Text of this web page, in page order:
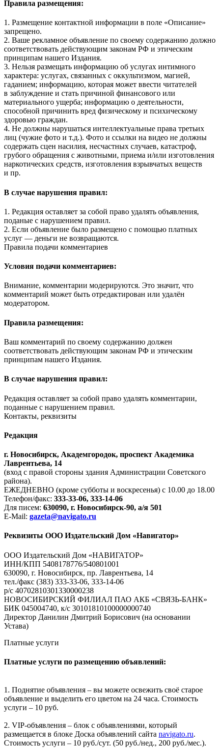
Правила размещения:
1. Размещение контактной информации в поле «Описание»
запрещено.
2. Ваше рекламное объявление по своему содержанию должно
соответствовать действующим законам РФ и этическим
принципам нашего Издания.
3. Нельзя размещать информацию об услугах интимного
характера: услугах, связанных с оккультизмом, магией,
гаданием; информацию, которая может ввести читателей
в заблуждение и стать причиной финансового или
материального ущерба; информацию о деятельности,
способной причинить вред физическому и психическому
здоровью граждан.
4. Не должны нарушаться интеллектуальные права третьих
лиц (чужие фото и т.д.). Фото и ссылки на видео не должны
содержать сцен насилия, несчастных случаев, катастроф,
грубого обращения с животными, приема и/или изготовления
наркотических средств, изготовления взрывчатых веществ
и пр.
В случае нарушения правил:
1. Редакция оставляет за собой право удалять объявления,
поданые с нарушением правил.
2. Если объявление было размещено с помощью платных
услуг — деньги не возвращаются.
Правила подачи комментариев
Условия подачи комментариев:
Внимание, комментарии модерируются. Это значит, что
комментарий может быть отредактирован или удалён
модератором.
Правила размещения:
Ваш комментарий по своему содержанию должен
соответствовать действующим законам РФ и этическим
принципам нашего Издания.
В случае нарушения правил:
Редакция оставляет за собой право удалять комментарии,
поданные с нарушением правил.
Контакты, реквизиты
Редакция
г. Новосибирск, Академгородок, проспект Академика
Лаврентьева, 14
(вход с правой стороны здания Администрации Советского
района).
ЕЖЕДНЕВНО (кроме субботы и воскресенья) с 10.00 до 18.00
Телефон/факс: 333-33-06, 333-14-06
Для писем: 630090, г. Новосибирск-90, а/я 501
E-Mail: gazeta@navigato.ru
Реквизиты ООО Издательский Дом «Навигатор»
ООО Издательский Дом «НАВИГАТОР»
ИНН/КПП 5408178776/540801001
630090, г. Новосибирск, пр. Лаврентьева, 14
тел./факс (383) 333-33-06, 333-14-06
р/с 40702810301330000238
НОВОСИБИРСКИЙ ФИЛИАЛ ПАО АКБ «СВЯЗЬ-БАНК»
БИК 045004740, к/с 30101810100000000740
Директор Данилин Дмитрий Борисович (на основании
Устава)
Платные услуги
Платные услуги по размещению объявлений:
1. Поднятие объявления – вы можете освежить своё старое
объявление и выделить его цветом на 24 часа. Стоимость
услуги – 10 руб.
2. VIP-объявления – блок с объявлениями, который
размещается в блоке Доска объявлений сайта navigato.ru.
Стоимость услуги – 10 руб./сут. (50 руб./нед., 200 руб./мес.).